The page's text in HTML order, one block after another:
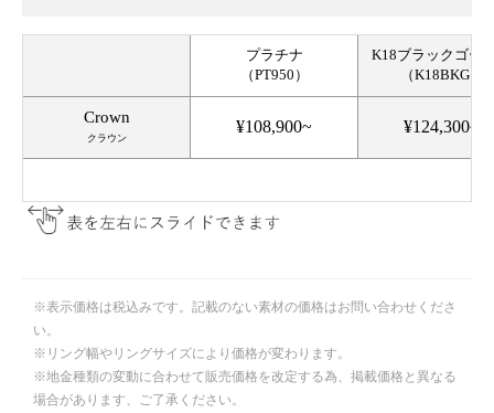
※表示価格は税込みです。記載のない素材の価格はお問い合わせくださ
い。
※リング幅やリングサイズにより価格が変わります。
※地金種類の変動に合わせて販売価格を改定する為、掲載価格と異なる
場合があります、ご了承ください。